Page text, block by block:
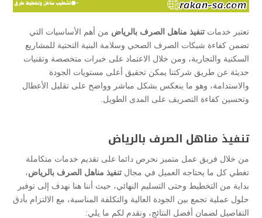
تعتبر خدمات تنفيذ مناهل الصرف بالرياض من أهم الأساسيات التي
تضمن كفاءة شبكات الصرف الصحي وسلامة البنية التحتية للمشاريع
السكنية والتجارية، ومن خلال الاعتماد على خبرات متخصصة وتقنيات
حديثة عن طريق شركتنا يمكن تحقيق أعلى مستويات الجودة
والاستدامة، وهو ما ينعكس بشكل مباشر وواضح على تقليل الأعطال
وتحسين كفاءة التصريف على المدى الطويل.
تنفيذ مناهل الصرف بالرياض
من خلال فريق عمل متميز نحرص دائما على تقديم خدمات متكاملة
تغطي كل ما يحتاجه العميل في مجال تنفيذ مناهل الصرف بالرياض،
بداية من التخطيط وحتى التسليم النهائي، حيث أننا هنا نهدف إلى توفير
حلول عملية تجمع بين الجودة العالية والتكلفة المناسبة، مع الالتزام بأدق
التفاصيل لضمان أفضل النتائج، ونقدم لكم ما يلي: